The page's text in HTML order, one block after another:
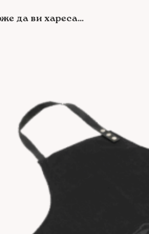
да ви хареса...